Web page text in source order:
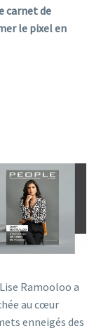
carnet de
le pixel en
Ramooloo a
au cœur
enneigés des